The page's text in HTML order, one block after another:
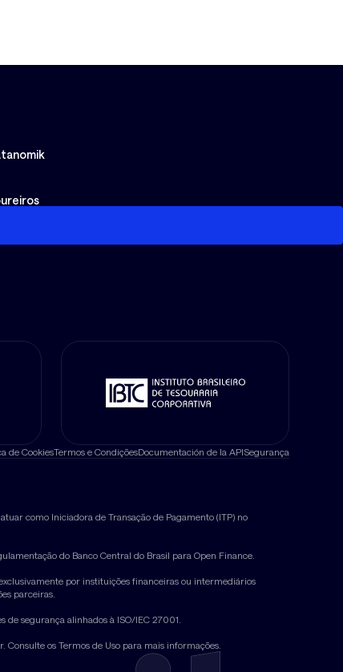
de CookiesTermos e CondiçõesDocumentación de la APISegurança
como Iniciadora de Transação de Pagamento (ITP) no
do Banco Central do Brasil para Open Finance.
por instituições financeiras ou intermediários
parceiras.
segurança alinhados à ISO/IEC 27001.
os Termos de Uso para mais informações.